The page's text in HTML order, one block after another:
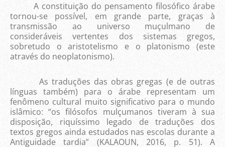
A constituição do pensamento filosófico árabe
tornou-se possível, em grande parte, graças à
transmissão ao universo muçulmano de
consideráveis vertentes dos sistemas gregos,
sobretudo o aristotelismo e o platonismo (este
através do neoplatonismo).
As traduções das obras gregas (e de outras
línguas também) para o árabe representam um
fenômeno cultural muito significativo para o mundo
islâmico: “os filósofos mulçumanos tiveram à sua
disposição, riquíssimo legado de traduções dos
textos gregos ainda estudados nas escolas durante a
Antiguidade tardia” (KALAOUN, 2016, p. 51). A